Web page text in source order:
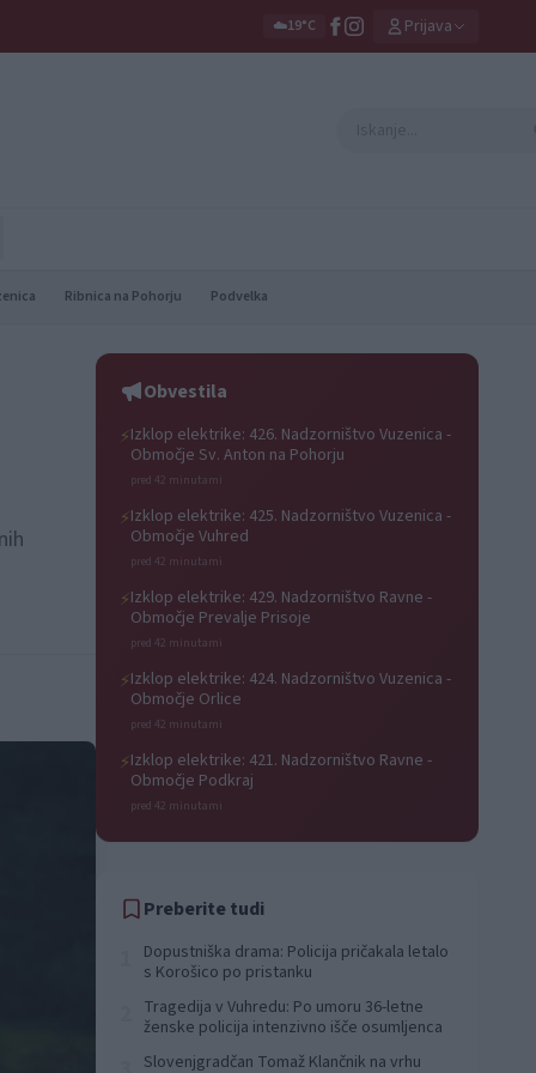
☁️19°C Prijava
Ribnica na Pohorju Podvelka
Obvestila
⚡Izklop elektrike: 426. Nadzorništvo Vuzenica -
Območje Sv. Anton na Pohorju
pred 42 minutami
⚡Izklop elektrike: 425. Nadzorništvo Vuzenica -
Območje Vuhred
pred 42 minutami
⚡Izklop elektrike: 429. Nadzorništvo Ravne -
Območje Prevalje Prisoje
pred 42 minutami
⚡Izklop elektrike: 424. Nadzorništvo Vuzenica -
Območje Orlice
pred 42 minutami
⚡Izklop elektrike: 421. Nadzorništvo Ravne -
Območje Podkraj
pred 42 minutami
Preberite tudi
Dopustniška drama: Policija pričakala letalo
s Korošico po pristanku
Tragedija v Vuhredu: Po umoru 36-letne
ženske policija intenzivno išče osumljenca
Slovenjgradčan Tomaž Klančnik na vrhu